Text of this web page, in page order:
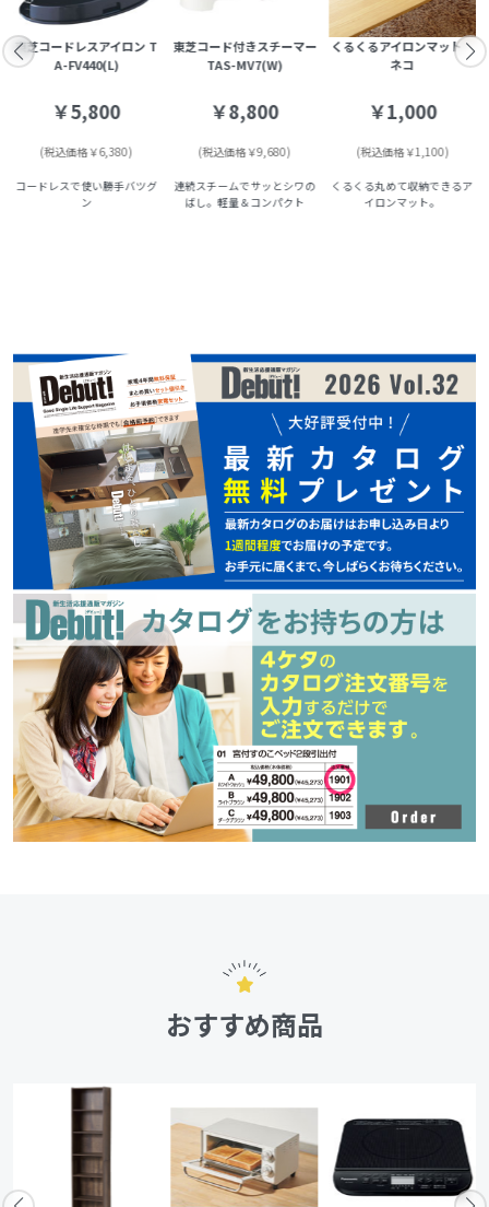
東芝コードレスアイロン T
A-FV440(L)
￥5,800
(税込価格￥6,380)
コードレスで使い勝手バツグ
ン
東芝コード付きスチーマー
TAS-MV7(W)
￥8,800
(税込価格￥9,680)
連続スチームでサッとシワの
ばし。軽量＆コンパクト
くるくるアイロンマット
ネコ
￥1,000
(税込価格￥1,100)
くるくる丸めて収納できるア
イロンマット。
おすすめ商品